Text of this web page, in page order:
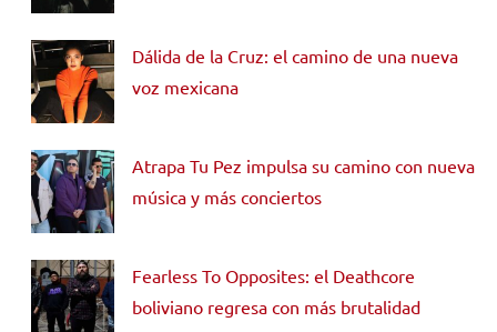
Dálida de la Cruz: el camino de una nueva
voz mexicana
Atrapa Tu Pez impulsa su camino con nueva
música y más conciertos
Fearless To Opposites: el Deathcore
boliviano regresa con más brutalidad